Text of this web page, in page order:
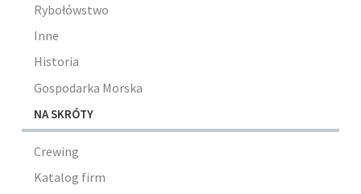
Rybołówstwo
Inne
Historia
Gospodarka Morska
NA SKRÓTY
Crewing
Katalog firm